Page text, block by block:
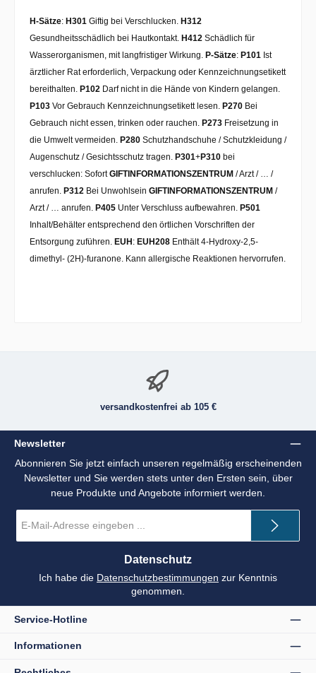
H-Sätze: H301 Giftig bei Verschlucken. H312
Gesundheitsschädlich bei Hautkontakt. H412 Schädlich für
Wasserorganismen, mit langfristiger Wirkung. P-Sätze: P101 Ist
ärztlicher Rat erforderlich, Verpackung oder Kennzeichnungsetikett
bereithalten. P102 Darf nicht in die Hände von Kindern gelangen.
P103 Vor Gebrauch Kennzeichnungsetikett lesen. P270 Bei
Gebrauch nicht essen, trinken oder rauchen. P273 Freisetzung in
die Umwelt vermeiden. P280 Schutzhandschuhe / Schutzkleidung /
Augenschutz / Gesichtsschutz tragen. P301+P310 bei
verschlucken: SofortGIFTINFORMATIONSZENTRUM / Arzt / … /
anrufen. P312 Bei Unwohlsein GIFTINFORMATIONSZENTRUM /
Arzt / … anrufen. P405 Unter Verschluss aufbewahren. P501
Inhalt/Behälter entsprechend den örtlichen Vorschriften der
Entsorgung zuführen. EUH : EUH208 Enthält 4-Hydroxy-2,5-
dimethyl- (2H)-furanone. Kann allergische Reaktionen hervorrufen.
versandkostenfrei ab 105 €
Newsletter
Abonnieren Sie jetzt einfach unseren regelmäßig erscheinenden
Newsletter und Sie werden stets unter den Ersten sein, über
neue Produkte und Angebote informiert werden.
Mail-
*
Datenschutz
Ich habe die Datenschutzbestimmungen zur Kenntnis
genommen.
Service-Hotline
Informationen